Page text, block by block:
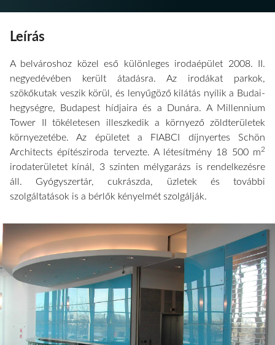
Leírás
A belvároshoz közel eső különleges irodaépület 2008. II.
negyedévében került átadásra. Az irodákat parkok,
szökőkutak veszik körül, és lenyűgöző kilátás nyílik a Budai-
hegységre, Budapest hídjaira és a Dunára. A Millennium
Tower II tökéletesen illeszkedik a környező zöldterületek
környezetébe. Az épületet a FIABCI díjnyertes Schön
Architects építésziroda tervezte. A létesítmény 18 500 m2
irodaterületet kínál, 3 szinten mélygarázs is rendelkezésre
áll. Gyógyszertár, cukrászda, üzletek és további
szolgáltatások is a bérlők kényelmét szolgálják.